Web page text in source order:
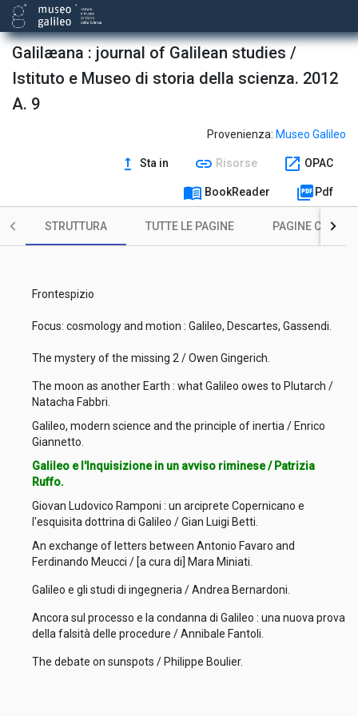
Galilæana : journal of Galilean studies /
Istituto e Museo di storia della scienza. 2012
A. 9
Provenienza: Museo Galileo
upgrade Sta in link Risorse open_in_new OPAC
menu_book BookReader picture_as_pdf Pdf
STRUTTURA TUTTE LE PAGINE PAGINE CON
Frontespizio
Focus: cosmology and motion : Galileo, Descartes, Gassendi.
The mystery of the missing 2 / Owen Gingerich.
The moon as another Earth : what Galileo owes to Plutarch /
Natacha Fabbri.
Galileo, modern science and the principle of inertia / Enrico
Giannetto.
Galileo e l'Inquisizione in un avviso riminese / Patrizia
Ruffo.
Giovan Ludovico Ramponi : un arciprete Copernicano e
l'esquisita dottrina di Galileo / Gian Luigi Betti.
An exchange of letters between Antonio Favaro and
Ferdinando Meucci / [a cura di] Mara Miniati.
Galileo e gli studi di ingegneria / Andrea Bernardoni.
Ancora sul processo e la condanna di Galileo : una nuova prova
della falsità delle procedure / Annibale Fantoli.
The debate on sunspots / Philippe Boulier.